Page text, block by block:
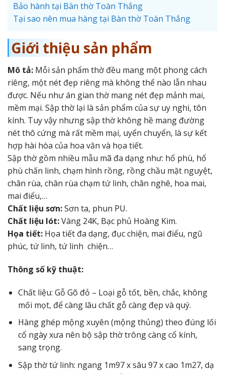
Bảo hành tại Bàn thờ Toàn Thắng
Tại sao nên mua hàng tại Bàn thờ Toàn Thắng
Giới thiệu sản phẩm
Mô tả: Mỗi sản phẩm thờ đều mang một phong cách
riêng, một nét đẹp riêng mà không thể nào lẫn nhau
được. Nếu như án gian thờ mang nét đẹp mảnh mai,
mềm mại. Sập thờ lại là sản phẩm của sự uy nghi, tôn
kính. Tuy vậy nhưng sập thờ không hề mang đường
nét thô cứng mà rất mềm mại, uyển chuyển, là sự kết
hợp hài hòa của hoa văn và họa tiết.
Sập thờ gồm nhiều mẫu mã đa dạng như: hổ phù, hổ
phù chấn linh, chạm hình rồng, rồng chầu mặt nguyệt,
chân rùa, chân rùa chạm tứ linh, chân nghê, hoa mai,
mai điểu,…
Chất liệu sơn:Sơn ta, phun PU.
Chất liệu lót:Vàng 24K, Bạc phủ Hoàng Kim.
Họa tiết: Họa tiết đa dạng, đục chiện, mai điểu, ngũ
phúc, tứ linh, tứ linh chiện…
Thông số kỹ thuật:
Chất liệu: Gỗ Gõ đỏ – Loại gỗ tốt, bền, chắc, không
mối mọt, để càng lâu chất gỗ càng đẹp và quý.
Hàng ghép mộng xuyên (mộng thủng) theo đúng lối
cổ ngày xưa nên bộ sập thờ trông càng cổ kính,
sang trọng.
Sập thờ tứ linh: ngang 1m97 x sâu 97 x cao 1m27, dạ